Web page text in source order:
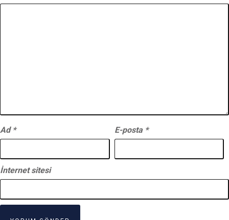
Ad * E-posta *
İnternet sitesi